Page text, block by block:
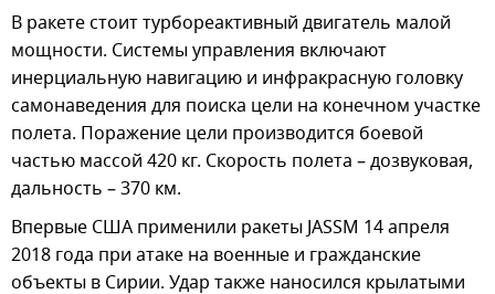
В ракете стоит турбореактивный двигатель малой
мощности. Системы управления включают
инерциальную навигацию и инфракрасную головку
самонаведения для поиска цели на конечном участке
полета. Поражение цели производится боевой
частью массой 420 кг. Скорость полета – дозвуковая,
дальность – 370 км.
Впервые США применили ракеты JASSM 14 апреля
2018 года при атаке на военные и гражданские
объекты в Сирии. Удар также наносился крылатыми